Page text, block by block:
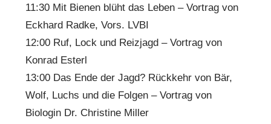
11:30 Mit Bienen blüht das Leben – Vortrag von
Eckhard Radke, Vors. LVBI
12:00 Ruf, Lock und Reizjagd – Vortrag von
Konrad Esterl
13:00 Das Ende der Jagd? Rückkehr von Bär,
Wolf, Luchs und die Folgen – Vortrag von
Biologin Dr. Christine Miller